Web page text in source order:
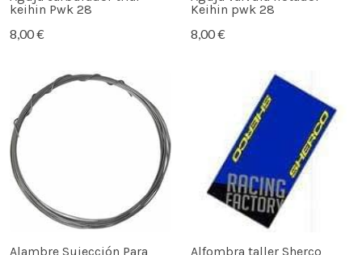
keihin Pwk 28
8,00 €
Keihin pwk 28
8,00 €
Alambre Sujección Para
Alfombra taller Sherco